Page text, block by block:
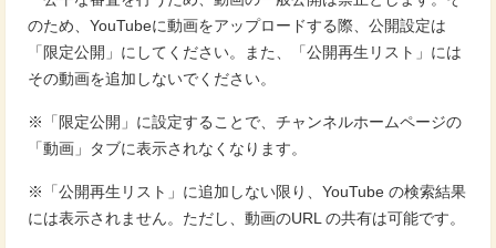
のため、YouTubeに動画をアップロードする際、公開設定は
「限定公開」にしてください。また、「公開再生リスト」には
その動画を追加しないでください。
※「限定公開」に設定することで、チャンネルホームページの
「動画」タブに表示されなくなります。
※「公開再生リスト」に追加しない限り、YouTube の検索結果
には表示されません。ただし、動画のURL の共有は可能です。